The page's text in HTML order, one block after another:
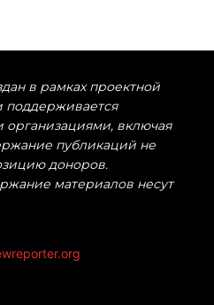
в рамках проектной
поддерживается
включая
публикаций не
доноров.
материалов несут